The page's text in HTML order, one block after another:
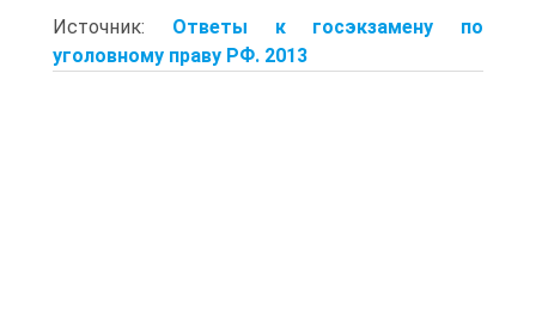
Источник: Ответы к госэкзамену по
уголовному праву РФ. 2013